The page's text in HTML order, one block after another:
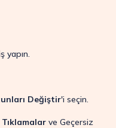
yapın.
Değiştir'i seçin.
ve Geçersiz